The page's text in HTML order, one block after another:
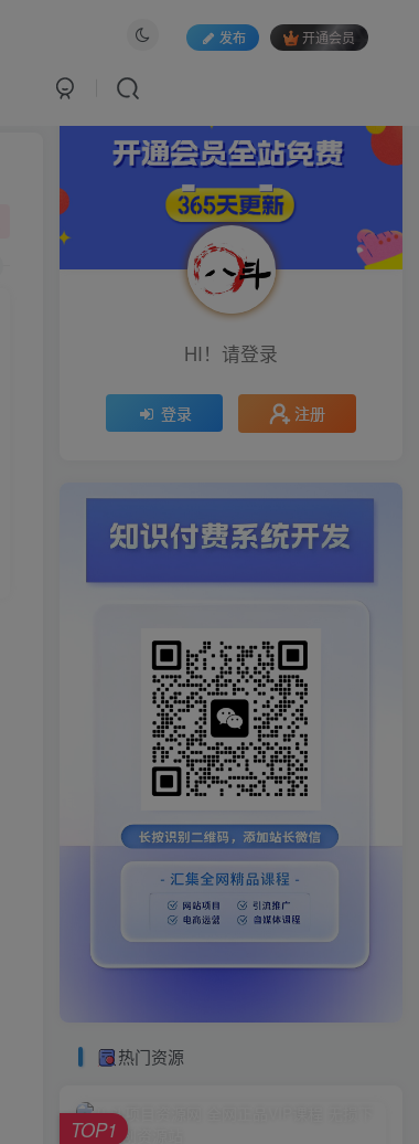
发布 开通会员
HI！请登录
登录 注册
热门资源
TOP1